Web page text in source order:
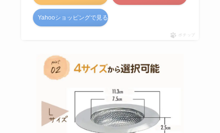
Yahooショッピングで見る
ポチップ